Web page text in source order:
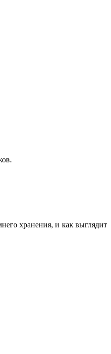
хранения, и как выглядит